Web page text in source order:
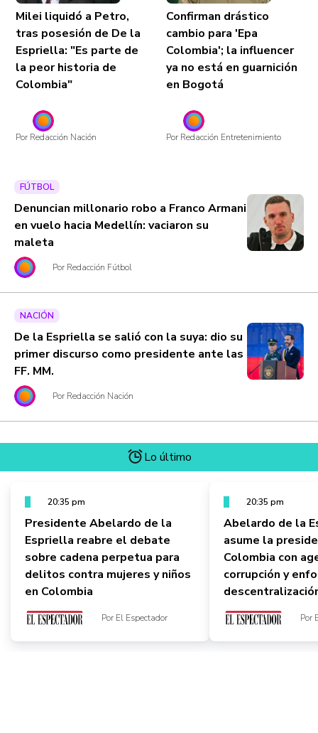
Milei liquidó a Petro,
tras posesión de De la
Espriella: "Es parte de
la peor historia de
Colombia"
Por Redacción Nación
Confirman drástico
cambio para 'Epa
Colombia'; la influencer
ya no está en guarnición
en Bogotá
Por Redacción Entretenimiento
FÚTBOL
Denuncian millonario robo a Franco Armani
en vuelo hacia Medellín: vaciaron su
maleta
Por Redacción Fútbol
NACIÓN
De la Espriella se salió con la suya: dio su
primer discurso como presidente ante las
FF. MM.
Por Redacción Nación
Lo último
20:35 pm
Presidente Abelardo de la
Espriella reabre el debate
sobre cadena perpetua para
delitos contra mujeres y niños
en Colombia
Por El Espectador
20:35 pm
Abelardo de la
asume la
Colombia con
corrupción y
Por